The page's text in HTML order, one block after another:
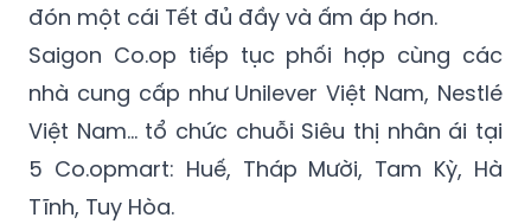
đón một cái Tết đủ đầy và ấm áp hơn.
Saigon Co.op tiếp tục phối hợp cùng các
nhà cung cấp như Unilever Việt Nam, Nestlé
Việt Nam… tổ chức chuỗi Siêu thị nhân ái tại
5 Co.opmart: Huế, Tháp Mười, Tam Kỳ, Hà
Tĩnh, Tuy Hòa.